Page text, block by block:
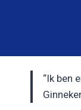
“Ik ben